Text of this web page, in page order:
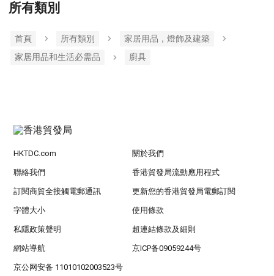
所有類別
首頁 所有類別
家居用品，燈飾及建築
家居用品和生活必需品
廚具
HKTDC.com 關於我們
聯絡我們 香港貿發局流動應用程式
訂閱商貿全接觸電郵通訊 更新您的香港貿發局電郵訂閱
字體大小 使用條款
私隱政策聲明 超連結條款及細則
網站導航 京ICP备09059244号
京公网安备 11010102003523号